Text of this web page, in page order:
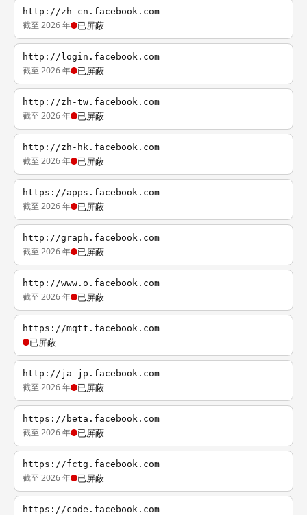
http://zh-cn.facebook.com
截至 2026 年 已屏蔽
http://login.facebook.com
截至 2026 年 已屏蔽
http://zh-tw.facebook.com
截至 2026 年 已屏蔽
http://zh-hk.facebook.com
截至 2026 年 已屏蔽
https://apps.facebook.com
截至 2026 年 已屏蔽
http://graph.facebook.com
截至 2026 年 已屏蔽
http://www.o.facebook.com
截至 2026 年 已屏蔽
https://mqtt.facebook.com
已屏蔽
http://ja-jp.facebook.com
截至 2026 年 已屏蔽
https://beta.facebook.com
截至 2026 年 已屏蔽
https://fctg.facebook.com
截至 2026 年 已屏蔽
https://code.facebook.com